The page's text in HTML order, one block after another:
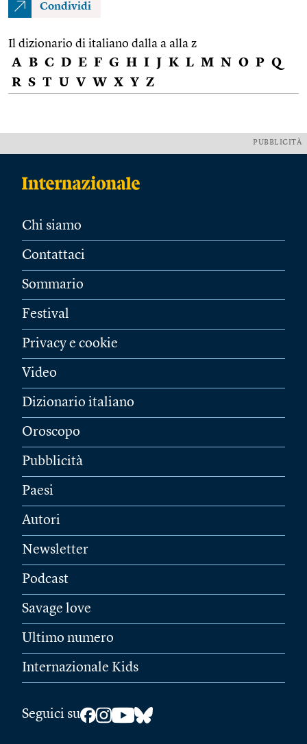
Condividi
Il dizionario di italiano dalla a alla z
A B C D E F G H I J K L M N O P Q
R S T U V W X Y Z
PUBBLICITÀ
Chi siamo
Contattaci
Sommario
Festival
Privacy e cookie
Video
Dizionario italiano
Oroscopo
Pubblicità
Paesi
Autori
Newsletter
Podcast
Savage love
Ultimo numero
Internazionale Kids
Seguici su